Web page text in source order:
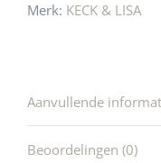
Merk: KECK & LISA
Aanvullende
Beoordelingen (0)